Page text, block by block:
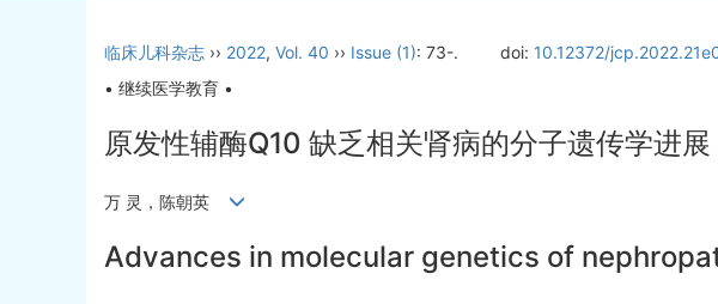
临床儿科杂志 ›› 2022, Vol. 40 ›› Issue (1): 73-. doi: 10.12372/
• 继续医学教育 •
原发性辅酶Q10 缺乏相关肾病的分子遗传学进展
万 灵，陈朝英
Advances in molecular genetics of